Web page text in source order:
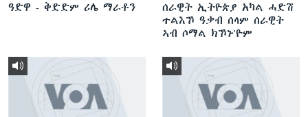
ዓድዋ - ቅድድም ሪሌ ማራቶን
ሰራዊት ኢትዮጵያ አካል ሓድሽ
ተልእኾ ዓቃብ ሰላም ሰራዊት
ኣብ ሶማል ክኾኑ'ዮም